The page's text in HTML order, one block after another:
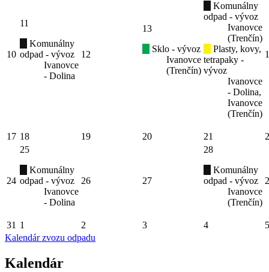
10
11
Komunálny
odpad - vývoz
Ivanovce
- Dolina
12
13
Sklo - vývoz
Ivanovce
(Trenčín)
Komunálny
odpad - vývoz
Ivanovce
(Trenčín)
Plasty, kovy,
tetrapaky -
vývoz
Ivanovce
- Dolina,
Ivanovce
(Trenčín)
17 18 19 20 21
24
25
Komunálny
odpad - vývoz
Ivanovce
- Dolina
26 27
28
Komunálny
odpad - vývoz
Ivanovce
(Trenčín)
31 1 2 3 4
5
Kalendár zvozu odpadu
Kalendár